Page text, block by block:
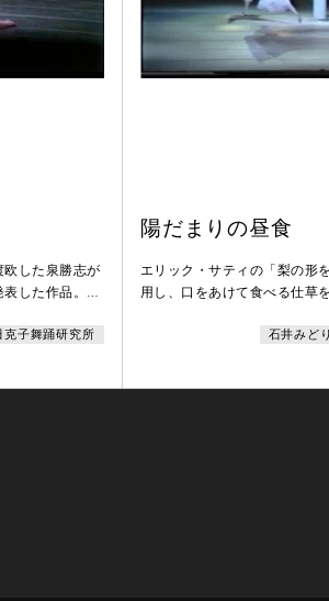
した泉勝志が
した作品。サ
画に残してい
子舞踊研究所
陽だまりの昼食
エリック・サティの「梨の形
用し、口をあけて食べる仕草
石井みど